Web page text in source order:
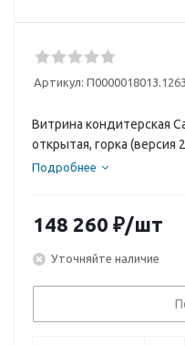
Артикул:
Витрина кондитерская
открытая, горка (версия
Подробнее
148 260 ₽/шт
Уточняйте наличие